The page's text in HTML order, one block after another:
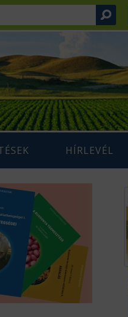
HÍRLEVÉL